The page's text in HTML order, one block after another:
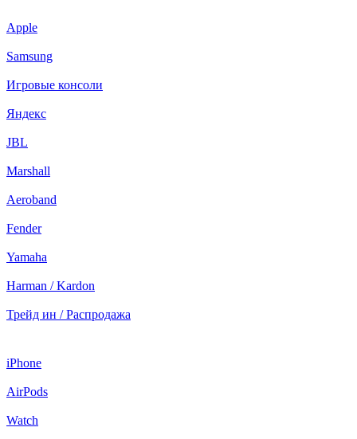
Apple
Samsung
Игровые консоли
Яндекс
JBL
Marshall
Aeroband
Fender
Yamaha
Harman / Kardon
Трейд ин / Распродажа
iPhone
AirPods
Watch